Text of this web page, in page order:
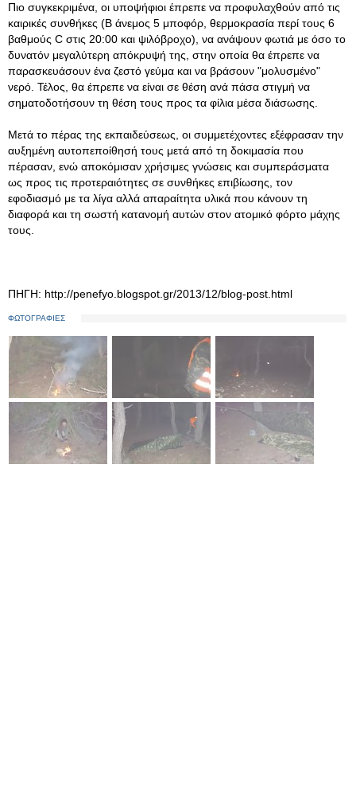
Πιο συγκεκριμένα, οι υποψήφιοι έπρεπε να προφυλαχθούν από τις
καιρικές συνθήκες (Β άνεμος 5 μποφόρ, θερμοκρασία περί τους 6
βαθμoύς C στις 20:00 και ψιλόβροχο), να ανάψουν φωτιά με όσο το
δυνατόν μεγαλύτερη απόκρυψή της, στην οποία θα έπρεπε να
παρασκευάσουν ένα ζεστό γεύμα και να βράσουν "μολυσμένο"
νερό. Τέλος, θα έπρεπε να είναι σε θέση ανά πάσα στιγμή να
σηματοδοτήσουν τη θέση τους προς τα φίλια μέσα διάσωσης.
Μετά το πέρας της εκπαιδεύσεως, οι συμμετέχοντες εξέφρασαν την
αυξημένη αυτοπεποίθησή τους μετά από τη δοκιμασία που
πέρασαν, ενώ αποκόμισαν χρήσιμες γνώσεις και συμπεράσματα
ως προς τις προτεραιότητες σε συνθήκες επιβίωσης, τον
εφοδιασμό με τα λίγα αλλά απαραίτητα υλικά που κάνουν τη
διαφορά και τη σωστή κατανομή αυτών στον ατομικό φόρτο μάχης
τους.
ΠΗΓΗ: http://penefyo.blogspot.gr/2013/12/blog-post.html
ΦΩΤΟΓΡΑΦΙΕΣ